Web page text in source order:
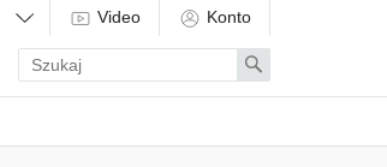
Video Konto
Enter
search
term
Search